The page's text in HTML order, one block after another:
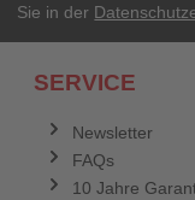
Sie in der
SERVICE
Newsletter
FAQs
10 Jahre